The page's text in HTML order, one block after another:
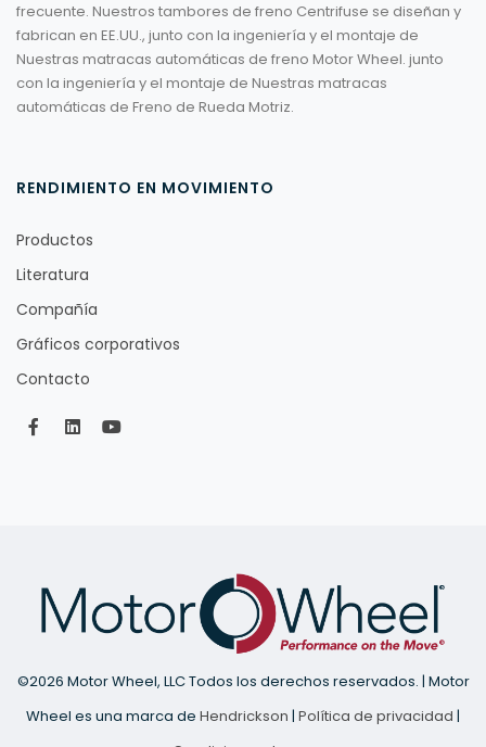
frecuente. Nuestros tambores de freno Centrifuse se diseñan y
fabrican en EE.UU., junto con la ingeniería y el montaje de
Nuestras matracas automáticas de freno Motor Wheel. junto
con la ingeniería y el montaje de Nuestras matracas
automáticas de Freno de Rueda Motriz.
RENDIMIENTO EN MOVIMIENTO
Productos
Literatura
Compañía
Gráficos corporativos
Contacto
©2026 Motor Wheel, LLC Todos los derechos reservados. | Motor
Wheel es una marca de Hendrickson | Política de privacidad |